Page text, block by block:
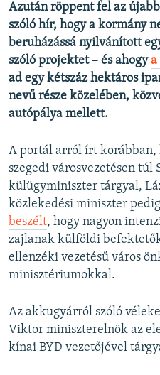
Valamennyi RFE/RL
Azután röppent fel az
szóló hír, hogy a kormány
beruházássá nyilvánított
szóló projektet – és ahogya
ad egy kétszáz hektáros
nevű része közelében,
autópálya mellett.
A portál arról írt korábban,
szegedi városvezetésen túl
külügyminiszter tárgyal,
közlekedési miniszter
beszélt, hogy nagyon
zajlanak külföldi
ellenzéki vezetésű város
minisztériumokkal.
Az akkugyárról szóló
Viktor miniszterelnök az
kínai BYD vezetőjével